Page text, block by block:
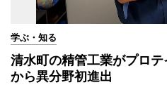
学ぶ・知る
清水町の精管工業がプロ
から異分野初進出